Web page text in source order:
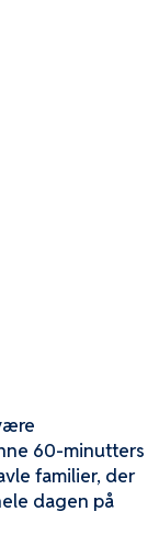
60-minutters
familier, der
dagen på